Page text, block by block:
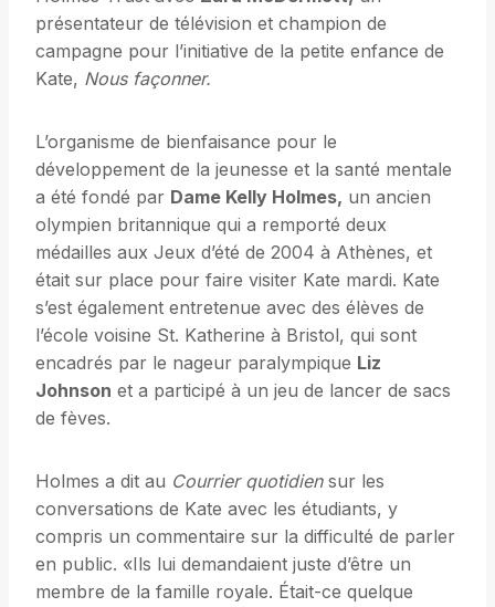
présentateur de télévision et champion de
campagne pour l’initiative de la petite enfance de
Kate, Nous façonner.
L’organisme de bienfaisance pour le
développement de la jeunesse et la santé mentale
a été fondé par Dame Kelly Holmes, un ancien
olympien britannique qui a remporté deux
médailles aux Jeux d’été de 2004 à Athènes, et
était sur place pour faire visiter Kate mardi. Kate
s’est également entretenue avec des élèves de
l’école voisine St. Katherine à Bristol, qui sont
encadrés par le nageur paralympique Liz
Johnson et a participé à un jeu de lancer de sacs
de fèves.
Holmes a dit au Courrier quotidiensur les
conversations de Kate avec les étudiants, y
compris un commentaire sur la difficulté de parler
en public. «Ils lui demandaient juste d’être un
membre de la famille royale. Était-ce quelque